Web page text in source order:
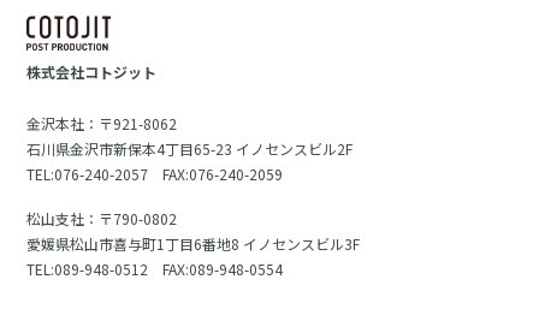
株式会社コトジット
金沢本社：〒921-8062
石川県金沢市新保本4丁目65-23 イノセンスビル2F
TEL:076-240-2057 FAX:076-240-2059
松山支社：〒790-0802
愛媛県松山市喜与町1丁目6番地8 イノセンスビル3F
TEL:089-948-0512 FAX:089-948-0554